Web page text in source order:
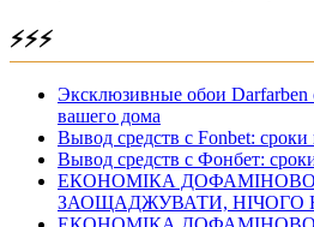
⚡⚡⚡
Эксклюзивные обои Darfarben
вашего дома
Вывод средств с Fonbet:
Вывод средств с Фонбет:
ЕКОНОМІКА
ЗАОЩАДЖУВАТИ, НІЧОГО